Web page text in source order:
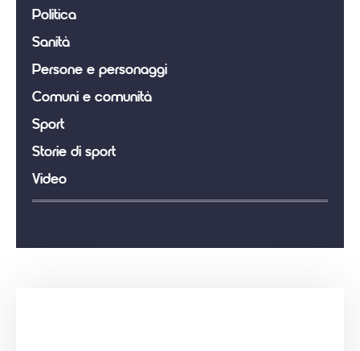
Politica
Sanità
Persone e personaggi
Comuni e comunità
Sport
Storie di sport
Video